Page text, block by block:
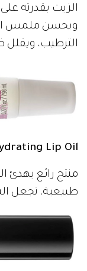
الزيت بقدرته
ويحسن ملمس
الترطيب، ويقلل
Lip Oil
منتج رائع يهدئ
طبيعية، تجعل